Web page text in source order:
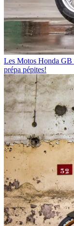
Les Motos Honda GB
prépa pépites!